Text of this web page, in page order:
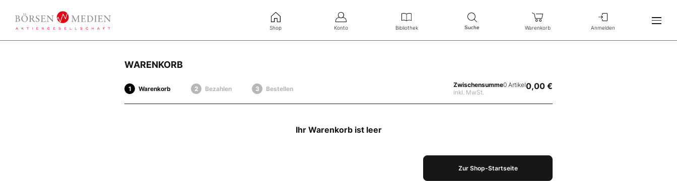
Shop Konto Bibliothek Suche Warenkorb Anmelden
WARENKORB
Warenkorb Bezahlen Bestellen
Zwischensumme
inkl. MwSt.
0 Artikel0,00 €
Ihr Warenkorb ist leer
Zur Shop-Startseite